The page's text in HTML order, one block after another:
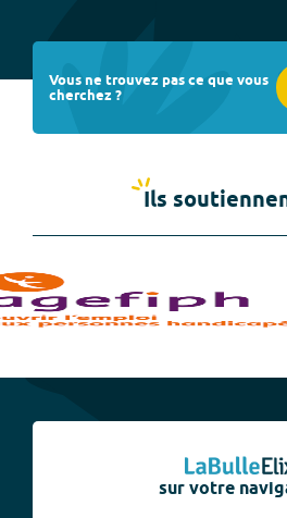
Vous ne trouvez pas ce que vous
cherchez ?
Ils
sur votre